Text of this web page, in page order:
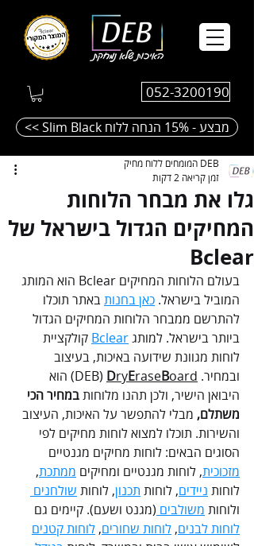
052-3200190
<< Slim Black מבצע - 15% הנחה ללוח
גלו את מבחר הלוחות
המחיקים הגדול בישראל של
Bclear
DEB המומחים ללוח מחיק
זמן קריאה 2 דקות
בעולם הלוחות המחיקים Bclear הוא המותג
המוביל בישראל. כאן בחנות באתר תוכלו
להתרשם ממבחר הלוחות המחיקים הגדול
ביותר בישראל. למותג Bclear קולקציית
לוחות מגוונת שידועה באיכות, בעיצוב
ובמחיר. DEB)
DryEraseBoard)
הוא
היבואן הישיר, ולכן תהנו מלוחות במחיר הכי
משתלם, מבלי להתפשר על האיכות, העיצוב
והשירות. תוכלו למצוא לוחות מחיקים לפי
הסוגים הבאים: לוחות מחיקים מגנטיים
מזכוכית, לוחות מגנטיים ומחיקים ממתכת,
לוחות ניידים, לוחות תכנון, לוחות שולחנים
ולוחות משולבים (מגנט ושעם). קיימים גם
לוחות לבנים, לוחות שחורים, לוחות קטנים